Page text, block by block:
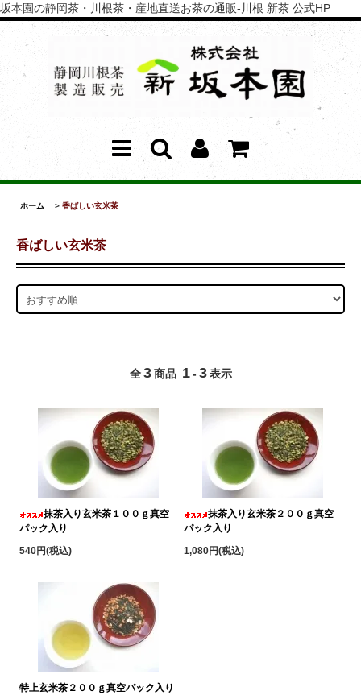
坂本園の静岡茶・川根茶・産地直送お茶の通販-川根 新茶 公式HP
ホーム > 香ばしい玄米茶
香ばしい玄米茶
全 3 商品 1 - 3 表示
抹茶入り玄米茶１００ｇ真空
パック入り
540円(税込)
抹茶入り玄米茶２００ｇ真空
パック入り
1,080円(税込)
特上玄米茶２００ｇ真空パック入り